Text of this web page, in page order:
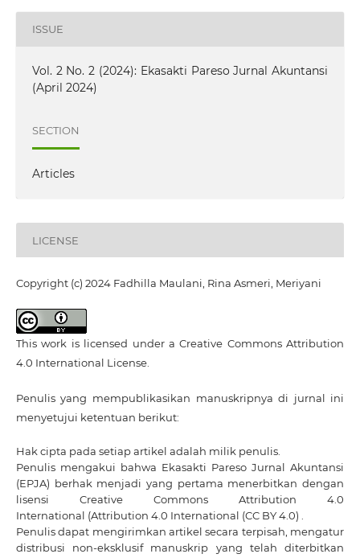
ISSUE
Vol. 2 No. 2 (2024): Ekasakti Pareso Jurnal Akuntansi
(April 2024)
SECTION
Articles
LICENSE
Copyright (c) 2024 Fadhilla Maulani, Rina Asmeri, Meriyani
This work is licensed under aCreative Commons Attribution
4.0 International License.
Penulis yang mempublikasikan manuskripnya di jurnal ini
menyetujui ketentuan berikut:
Hak cipta pada setiap artikel adalah milik penulis.
Penulis mengakui bahwa Ekasakti Pareso Jurnal Akuntansi
(EPJA) berhak menjadi yang pertama menerbitkan dengan
lisensi Creative Commons Attribution 4.0
International (Attribution 4.0 International (CC BY 4.0) .
Penulis dapat mengirimkan artikel secara terpisah, mengatur
distribusi non-eksklusif manuskrip yang telah diterbitkan